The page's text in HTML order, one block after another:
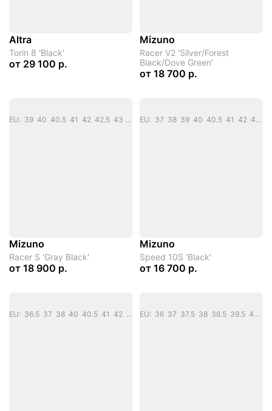
Altra
Torin 8 'Black'
от 29 100 р.
Mizuno
Racer V2 'Silver/Forest
Black/Dove Green'
от 18 700 р.
EU: 39 40 40.5 41 42 42.5 43 44
Mizuno
Racer S 'Gray Black'
от 18 900 р.
EU: 37 38 39 40 40.5 41 42 42.5 43 44 44.5
Mizuno
Speed 10S 'Black'
от 16 700 р.
EU: 36.5 37 38 40 40.5 41 42 42.5 43 44.5 EU: 36 37 37.5 38 38.5 39.5 40 40.5 41.5 42 42.5 43 44 44.5 45 46.5